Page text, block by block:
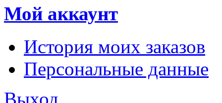
Мой аккаунт
История моих заказов
Персональные данные
Выход